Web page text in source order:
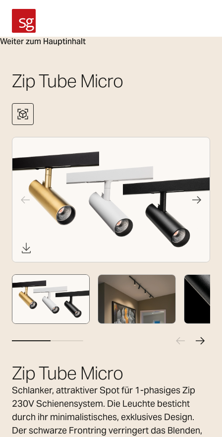
Weiter zum Hauptinhalt
SG Armaturen
Zip Tube Micro
Zip Tube Micro
Schlanker, attraktiver Spot für 1-phasiges Zip
230V Schienensystem. Die Leuchte besticht
durch ihr minimalistisches, exklusives Design.
Der schwarze Frontring verringert das Blenden,